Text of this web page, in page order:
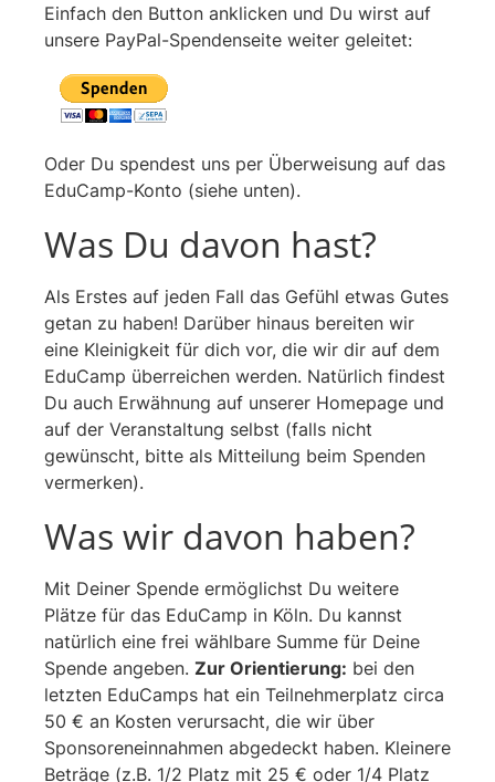
Einfach den Button anklicken und Du wirst auf
unsere PayPal-Spendenseite weiter geleitet:
Oder Du spendest uns per Überweisung auf das
EduCamp-Konto (siehe unten).
Was Du davon hast?
Als Erstes auf jeden Fall das Gefühl etwas Gutes
getan zu haben! Darüber hinaus bereiten wir
eine Kleinigkeit für dich vor, die wir dir auf dem
EduCamp überreichen werden. Natürlich findest
Du auch Erwähnung auf unserer Homepage und
auf der Veranstaltung selbst (falls nicht
gewünscht, bitte als Mitteilung beim Spenden
vermerken).
Was wir davon haben?
Mit Deiner Spende ermöglichst Du weitere
Plätze für das EduCamp in Köln. Du kannst
natürlich eine frei wählbare Summe für Deine
Spende angeben. Zur Orientierung: bei den
letzten EduCamps hat ein Teilnehmerplatz circa
50 € an Kosten verursacht, die wir über
Sponsoreneinnahmen abgedeckt haben. Kleinere
Beträge (z.B. 1/2 Platz mit 25 € oder 1/4 Platz